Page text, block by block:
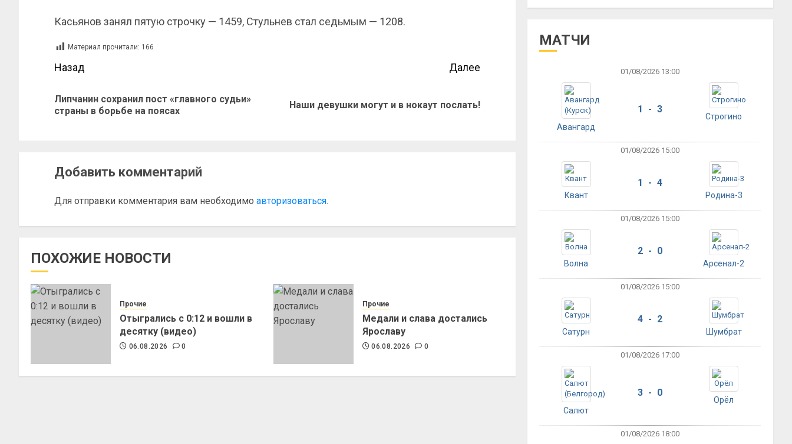
Касьянов занял пятую строчку — 1459, Стульнев стал седьмым — 1208.
Материал прочитали: 166
Назад
Липчанин сохранил пост «главного судьи»
страны в борьбе на поясах
Далее
Наши девушки могут и в нокаут послать!
Добавить комментарий
Для отправки комментария вам необходимо авторизоваться.
ПОХОЖИЕ НОВОСТИ
Прочие
Отыгрались с 0:12 и вошли в
десятку (видео)
06.08.2026 0
Прочие
Медали и слава достались
Ярославу
06.08.2026 0
МАТЧИ
01/08/2026 13:00
Авангард
1 - 3
Строгино
01/08/2026 15:00
Квант
1 - 4
Родина-3
01/08/2026 15:00
Волна
2 - 0
Арсенал-2
01/08/2026 15:00
Сатурн
4 - 2
Шумбрат
01/08/2026 17:00
Салют
3 - 0
Орёл
01/08/2026 18:00